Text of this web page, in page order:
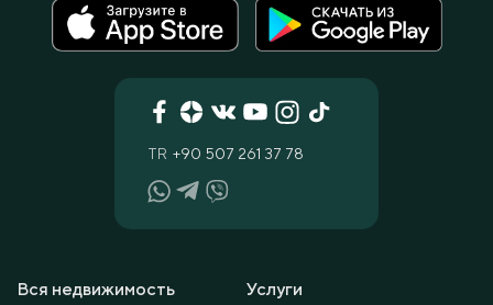
Вся недвижимость Услуги
TR +90 507 261 37 78